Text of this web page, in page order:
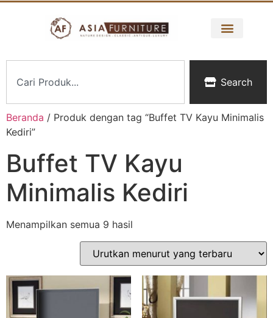
Search
Beranda / Produk dengan tag “Buffet TV Kayu Minimalis
Kediri”
Buffet TV Kayu
Minimalis Kediri
Menampilkan semua 9 hasil